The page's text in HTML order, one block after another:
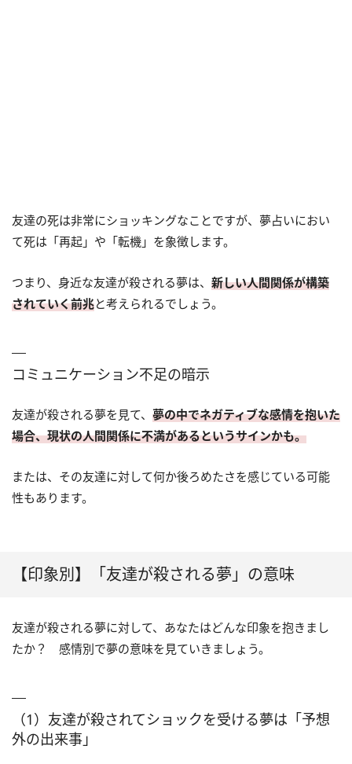
友達の死は非常にショッキングなことですが、夢占いにおい
て死は「再起」や「転機」を象徴します。
つまり、身近な友達が殺される夢は、 新しい人間関係が構築
されていく前兆と考えられるでしょう。
コミュニケーション不足の暗示
友達が殺される夢を見て、 夢の中でネガティブな感情を抱いた
場合、現状の人間関係に不満があるというサインかも。
または、その友達に対して何か後ろめたさを感じている可能
性もあります。
【印象別】「友達が殺される夢」の意味
友達が殺される夢に対して、あなたはどんな印象を抱きまし
たか？ 感情別で夢の意味を見ていきましょう。
（1）友達が殺されてショックを受ける夢は「予想
外の出来事」